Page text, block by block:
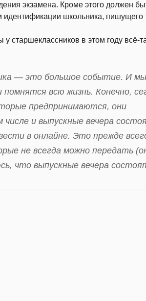
экзамена. Кроме этого должен
идентификации школьника, пишущего
старшеклассников в этом году всё-
— это большое событие. И
всю жизнь. Конечно,
предпринимаются, они
и выпускные вечера
в онлайне. Это прежде
не всегда можно передать
что выпускные вечера